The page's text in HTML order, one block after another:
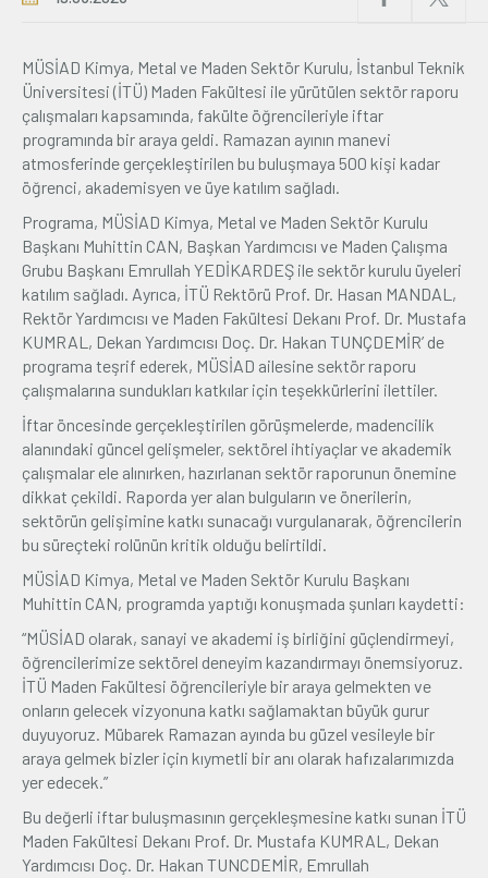
E-İşlemler
İletişim Hakkımızda Galeri
MÜSİAD Kimya, Metal ve Maden Sektör Kurulu, İstanbul Teknik
Üniversitesi (İTÜ) Maden Fakültesi ile yürütülen sektör raporu
çalışmaları kapsamında, fakülte öğrencileriyle iftar
programında bir araya geldi. Ramazan ayının manevi
atmosferinde gerçekleştirilen bu buluşmaya 500 kişi kadar
öğrenci, akademisyen ve üye katılım sağladı.
Programa, MÜSİAD Kimya, Metal ve Maden Sektör Kurulu
Başkanı Muhittin CAN, Başkan Yardımcısı ve Maden Çalışma
Grubu Başkanı Emrullah YEDİKARDEŞ ile sektör kurulu üyeleri
katılım sağladı. Ayrıca, İTÜ Rektörü Prof. Dr. Hasan MANDAL,
Rektör Yardımcısı ve Maden Fakültesi Dekanı Prof. Dr. Mustafa
KUMRAL, Dekan Yardımcısı Doç. Dr. Hakan TUNÇDEMİR’ de
programa teşrif ederek, MÜSİAD ailesine sektör raporu
çalışmalarına sundukları katkılar için teşekkürlerini ilettiler.
İftar öncesinde gerçekleştirilen görüşmelerde, madencilik
alanındaki güncel gelişmeler, sektörel ihtiyaçlar ve akademik
çalışmalar ele alınırken, hazırlanan sektör raporunun önemine
dikkat çekildi. Raporda yer alan bulguların ve önerilerin,
sektörün gelişimine katkı sunacağı vurgulanarak, öğrencilerin
bu süreçteki rolünün kritik olduğu belirtildi.
MÜSİAD Kimya, Metal ve Maden Sektör Kurulu Başkanı
Muhittin CAN, programda yaptığı konuşmada şunları kaydetti:
“MÜSİAD olarak, sanayi ve akademi iş birliğini güçlendirmeyi,
öğrencilerimize sektörel deneyim kazandırmayı önemsiyoruz.
İTÜ Maden Fakültesi öğrencileriyle bir araya gelmekten ve
onların gelecek vizyonuna katkı sağlamaktan büyük gurur
duyuyoruz. Mübarek Ramazan ayında bu güzel vesileyle bir
araya gelmek bizler için kıymetli bir anı olarak hafızalarımızda
yer edecek.”
Bu değerli iftar buluşmasının gerçekleşmesine katkı sunan İTÜ
Maden Fakültesi Dekanı Prof. Dr. Mustafa KUMRAL, Dekan
Yardımcısı Doç. Dr. Hakan TUNCDEMİR, Emrullah